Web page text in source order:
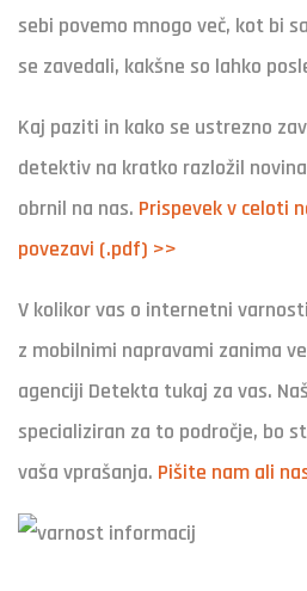
sebi povemo mnogo več, kot bi
se zavedali, kakšne so lahko
Kaj paziti in kako se ustrezno
detektiv na kratko razložil
obrnil na nas. Prispevek v celoti
povezavi (.pdf) >>
V kolikor vas o internetni
z mobilnimi napravami zanima
agenciji Detekta tukaj za vas.
specializiran za to področje, bo
vaša vprašanja. Pišite nam ali